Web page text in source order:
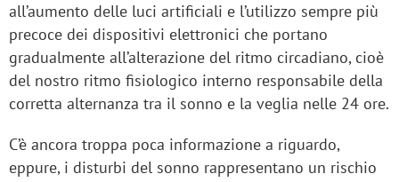
all’aumento delle luci artificiali e l’utilizzo sempre più
precoce dei dispositivi elettronici che portano
gradualmente all’alterazione del ritmo circadiano, cioè
del nostro ritmo fisiologico interno responsabile della
corretta alternanza tra il sonno e la veglia nelle 24 ore.
C’è ancora troppa poca informazione a riguardo,
eppure, i disturbi del sonno rappresentano un rischio